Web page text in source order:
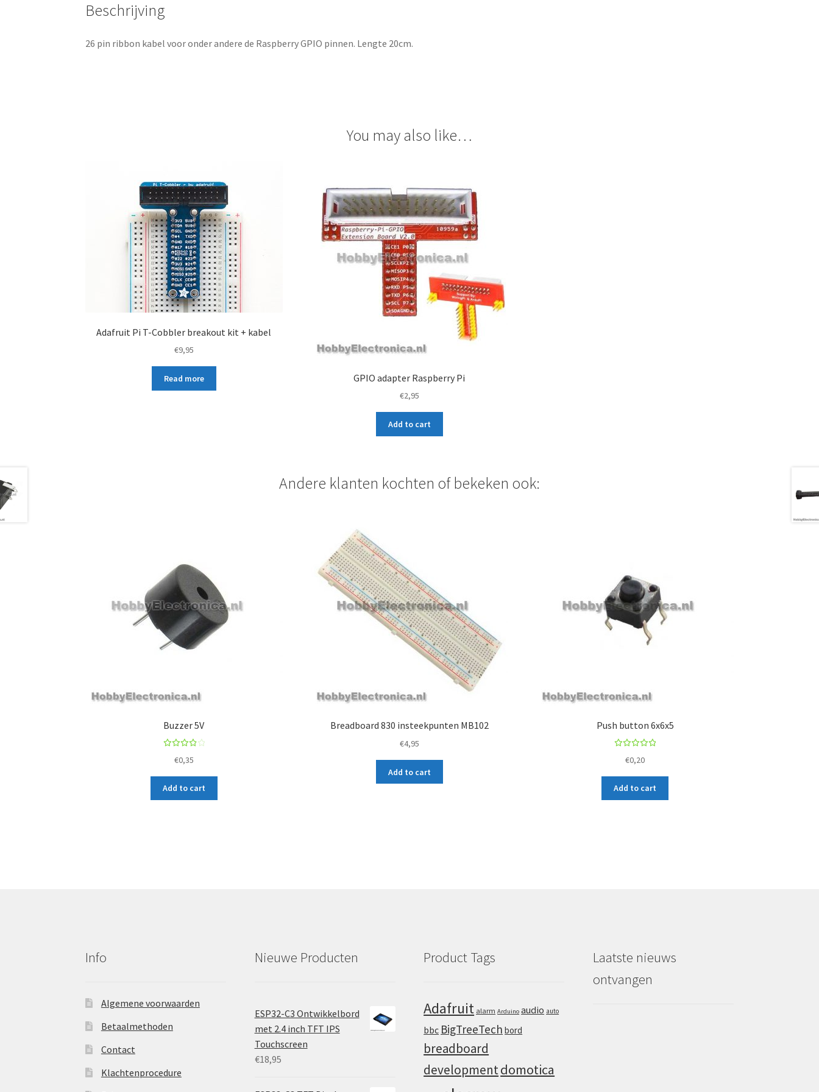
Beschrijving
26 pin ribbon kabel voor onder andere de Raspberry GPIO pinnen. Lengte 20cm.
You may also like…
Adafruit Pi T-Cobbler breakout kit + kabel
€9,95
Read more GPIO adapter Raspberry Pi
€2,95
Add to cart
Andere klanten kochten of bekeken ook:
Buzzer 5V
4.00
out of
5
€0,35
Add to cart
Breadboard 830 insteekpunten MB102
€4,95
Add to cart
Push button 6x6x5
5.00out
of 5
€0,20
Add to cart
Info
Algemene voorwaarden
Betaalmethoden
Contact
Klachtenprocedure
Nieuwe Producten
ESP32-C3 Ontwikkelbord
met 2.4 inch TFT IPS
Touchscreen
€18,95
Product Tags
Adafruit alarm Arduino audio auto
bbc BigTreeTech bord
breadboard
developmentdomotica
Laatste nieuws
ontvangen